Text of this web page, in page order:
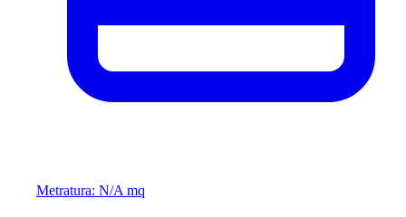
Metratura: N/A mq